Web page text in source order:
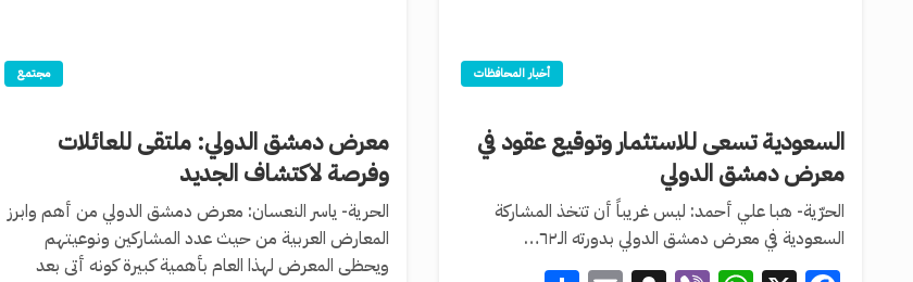
أخبار المحافظات
السعودية تسعى للاستثمار وتوقيع عقود في
معرض دمشق الدولي
الحرّية- هبا علي أحمد: ليس غريباً أن تتخذ المشاركة
السعودية في معرض دمشق الدولي بدورته الـ٦٢…
مجتمع
معرض دمشق الدولي: ملتقى للعائلات
وفرصة لاكتشاف الجديد
الحرية- ياسر النعسان: معرض دمشق الدولي من أهم وابرز
المعارض العربية من حيث عدد المشاركين ونوعيتهم
ويحظى المعرض لهذا العام بأهمية كبيرة كونه أتى بعد